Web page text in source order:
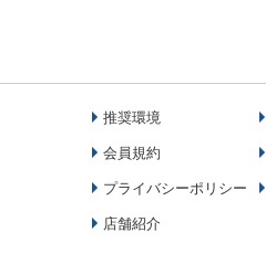
推奨環境
会員規約
プライバシーポリシー
店舗紹介